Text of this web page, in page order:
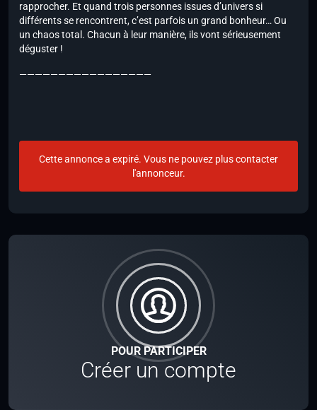
POUR PARTICIPER
Créer un compte
rapprocher. Et quand trois personnes issues d’univers si
différents se rencontrent, c’est parfois un grand bonheur… Ou
un chaos total. Chacun à leur manière, ils vont sérieusement
déguster !
—————————————————
Cette annonce a expiré. Vous ne pouvez plus contacter
l'annonceur.